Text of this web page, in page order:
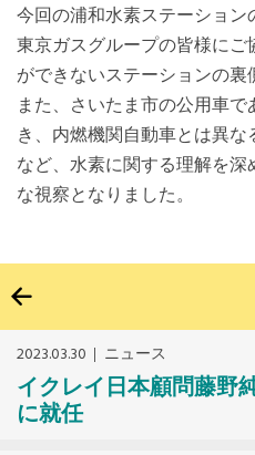
今回の浦和水素ステーション
東京ガスグループの皆様に
ができないステーションの裏
また、さいたま市の公用車
き、内燃機関自動車とは異
など、水素に関する理解を
な視察となりました。
2023.03.30 ニュース
イクレイ日本顧問藤野
に就任